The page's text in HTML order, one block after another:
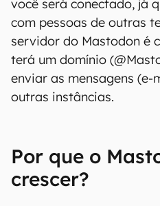
você será conectado, já
com pessoas de outras
servidor do Mastodon é
terá um domínio
enviar as mensagens (e-
outras instâncias.
Por que o
crescer?